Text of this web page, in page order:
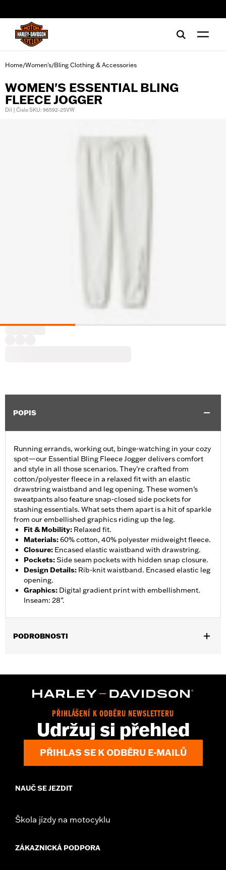
Home/Women's/Bling Clothing & Accessories
WOMEN'S ESSENTIAL BLING
FLEECE JOGGER
Díl | Číslo SKU: 96592-25VW
POPIS
Running errands, working out, binge-watching in your cozy
spot—our Essential Bling Fleece Jogger delivers comfort
and style in all those scenarios. They’re crafted from
cotton/polyester fleece in a relaxed fit with an elastic
drawstring waistband and leg opening. These women’s
sweatpants also feature snap-closed side pockets for
stashing essentials. What sets them apart is a hit of sparkle
from our embellished graphics riding up the leg.
Fit & Mobility: Relaxed fit.
Materials:60% cotton, 40% polyester midweight fleece.
Closure: Encased elastic waistband with drawstring.
Pockets:Side seam pockets with hidden snap closure.
Design Details: Rib-knit waistband. Encased elastic leg
opening.
Graphics: Digital gradient print with embellishment.
Inseam: 28”.
PODROBNOSTI
WARRANTY:2 year limited warranty – Go towww.h-
Imported
PŘIHLÁŠENÍ K ODBĚRU NEWSLETTERU
Udržuj si přehled
PŘIHLAS SE K ODBĚRU E-MAILŮ
NAUČ SE JEZDIT
Škola jízdy na motocyklu
ZÁKAZNICKÁ PODPORA